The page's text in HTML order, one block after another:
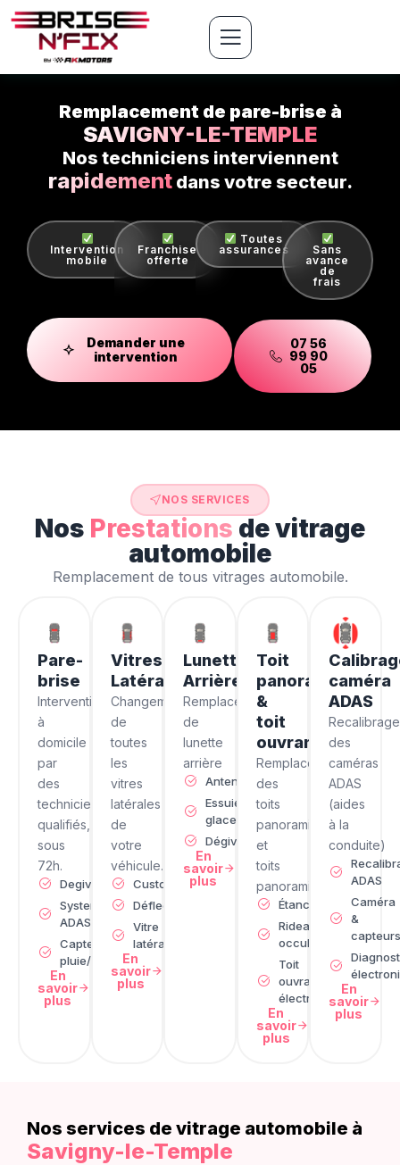
Remplacement de pare-brise à
SAVIGNY-LE-TEMPLE
Nos techniciens interviennent
rapidementdans votre secteur.
Intervention
mobile
Franchise
offerte
Toutes
assurances
Sans
avance
de
frais
Demander une
intervention
07 56
99 90
05
NOS SERVICES
Nos Prestations de vitrage
automobile
Remplacement de tous vitrages automobile.
Pare-
brise
Intervention
à
domicile
par
des
techniciens
qualifiés,
sous
72h.
Degivrage
Systeme
ADAS
Capteur de
pluie/lumière
En
savoir
plus
Vitres
Latérales
Changement
de
toutes
les
vitres
latérales
de
votre
véhicule.
Custode
Déflecteur
Vitre
latérale
En
savoir
plus
Lunette
Arrière
Remplacement
de
lunette
arrière
Antenne
Essuie
glace
Dégivrage
En
savoir
plus
Toit
panoramique
&
toit
ouvrant
Remplacement
des
toits
panoramiques
et
toits
panoramiques
Étanchéité
Rideau
occultant
Toit
ouvrant
électrique
En
savoir
plus
caméra
ADAS
Recalibrage
des
caméras
ADAS
(aides
à la
conduite)
ADAS
Caméra
&
En
savoir
plus
Nos services de vitrage automobile à​
Savigny-le-Temple